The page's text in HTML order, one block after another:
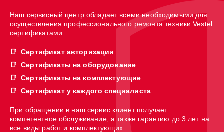
Наш сервисный центр обладает всеми необходимыми для
осуществления профессионального ремонта техники Vestel
сертификатами:
Сертификат авторизации
Сертификаты на оборудование
Сертификаты на комплектующие
Сертификат у каждого специалиста
При обращении в наш сервис клиент получает
компетентное обслуживание, а также гарантию до 3 лет на
все виды работ и комплектующих.